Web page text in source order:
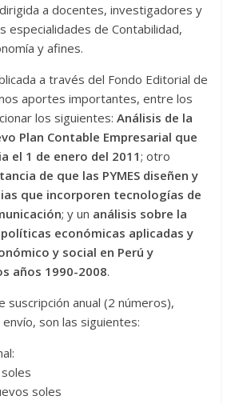
a docentes, investigadores y
especialidades de Contabilidad,
y afines.
a través del Fondo Editorial de
aportes importantes, entre los
los siguientes:Análisis de la
Plan Contable Empresarial que
el 1 de enero del 2011; otro
de que las PYMES diseñen y
que incorporen tecnologías de
; y un análisis sobre la
económicas aplicadas y
y social en Perú y
años 1990-2008.
suscripción anual (2 números),
son las siguientes:
soles